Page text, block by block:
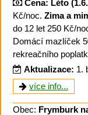
Cena: Léto
Kč/noc. Zima a
do 12 let 250 Kč/
Domácí mazlíček
rekreačního
Aktualizace: 1.
více info...
Obec: Frymburk